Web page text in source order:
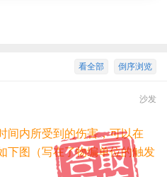
倒序浏览
看全部
沙发
间内所受到的伤害，可以在
下图（写在了物编单位的触发